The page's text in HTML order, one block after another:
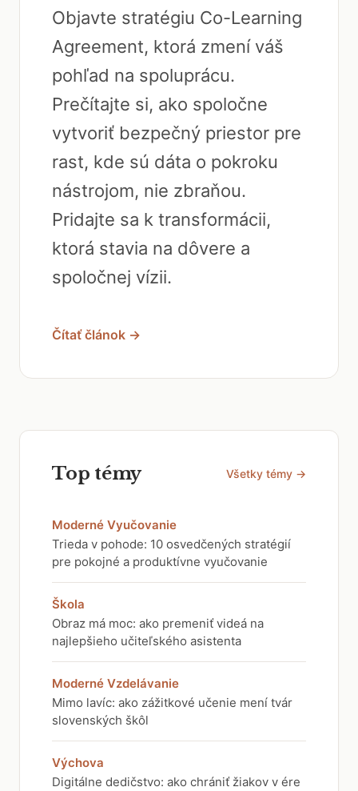
Objavte stratégiu Co-Learning
Agreement, ktorá zmení váš
pohľad na spoluprácu.
Prečítajte si, ako spoločne
vytvoriť bezpečný priestor pre
rast, kde sú dáta o pokroku
nástrojom, nie zbraňou.
Pridajte sa k transformácii,
ktorá stavia na dôvere a
spoločnej vízii.
Čítať článok →
Top témy Všetky témy →
Moderné Vyučovanie
Trieda v pohode: 10 osvedčených stratégií
pre pokojné a produktívne vyučovanie
Škola
Obraz má moc: ako premeniť videá na
najlepšieho učiteľského asistenta
Moderné Vzdelávanie
Mimo lavíc: ako zážitkové učenie mení tvár
slovenských škôl
Výchova
Digitálne dedičstvo: ako chrániť žiakov v ére